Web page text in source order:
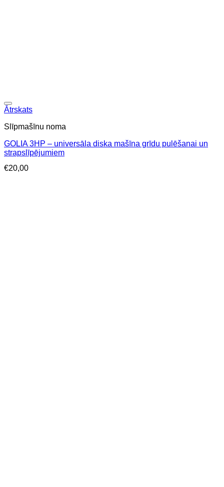
Ātrskats
Slīpmašīnu noma
GOLIA 3HP – universāla diska mašīna grīdu pulēšanai un
strapslīpējumiem
€20,00